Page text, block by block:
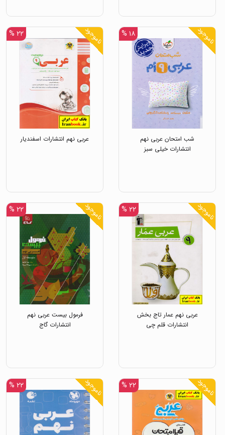
ناموجود ۱۸ %
شب امتحان عربی نهم
انتشارات خیلی سبز
ناموجود ۲۲ %
عربی نهم انتشارات اسفندیار
ناموجود ۲۲ %
عربی نهم عمار تاج بخش
انتشارات قلم چی
ناموجود ۲۲ %
فرمول بیست عربی نهم
انتشارات گاج
ناموجود ۲۲ % ناموجود ۲۲ %